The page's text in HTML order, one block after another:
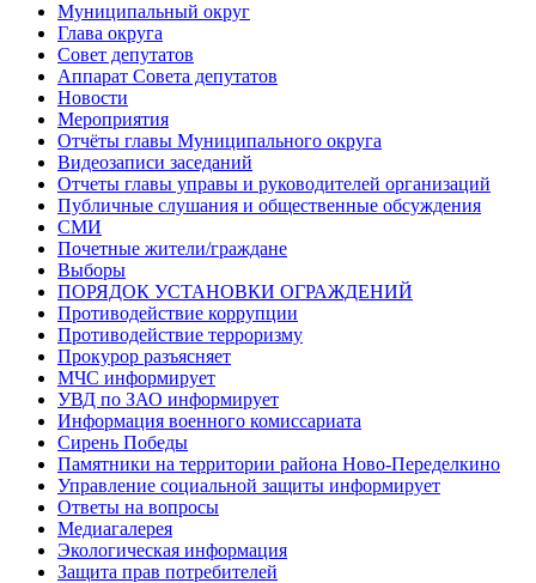
Муниципальный округ
Глава округа
Совет депутатов
Аппарат Совета депутатов
Новости
Мероприятия
Отчёты главы Муниципального округа
Видеозаписи заседаний
Отчеты главы управы и руководителей организаций
Публичные слушания и общественные обсуждения
СМИ
Почетные жители/граждане
Выборы
ПОРЯДОК УСТАНОВКИ ОГРАЖДЕНИЙ
Противодействие коррупции
Противодействие терроризму
Прокурор разъясняет
МЧС информирует
УВД по ЗАО информирует
Информация военного комиссариата
Сирень Победы
Памятники на территории района Ново-Переделкино
Управление социальной защиты информирует
Ответы на вопросы
Медиагалерея
Экологическая информация
Защита прав потребителей